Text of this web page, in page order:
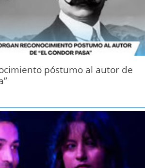
póstumo al autor de